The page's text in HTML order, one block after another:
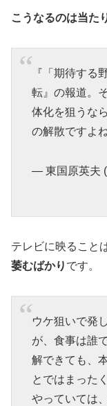
こうなるのは当た
『「期待する
転』の報道。
体化を狙うな
の解散ですよね
— 東国原英夫
テレビに映ること
萎むばかり です。
ウケ狙いで発
が、食事は誰
解できても、
とではまった
やっていては